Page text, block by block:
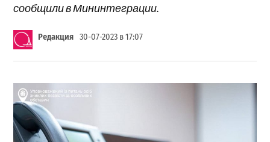
сообщили в Мининтеграции.
Редакция 30-07-2023 в 17:07